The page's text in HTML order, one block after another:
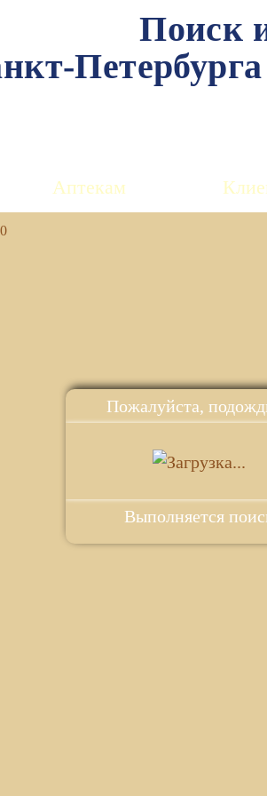
Пожалуйста,
Выполняется
Поиск
Аптекам